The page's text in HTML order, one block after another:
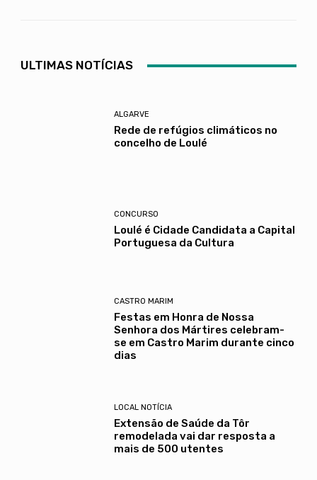
ULTIMAS NOTÍCIAS
ALGARVE
Rede de refúgios climáticos no
concelho de Loulé
CONCURSO
Loulé é Cidade Candidata a Capital
Portuguesa da Cultura
CASTRO MARIM
Festas em Honra de Nossa
Senhora dos Mártires celebram-
se em Castro Marim durante cinco
dias
LOCAL NOTÍCIA
Extensão de Saúde da Tôr
remodelada vai dar resposta a
mais de 500 utentes